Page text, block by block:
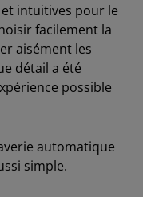
intuitives pour le
facilement la
aisément les
détail a été
possible
automatique
simple.